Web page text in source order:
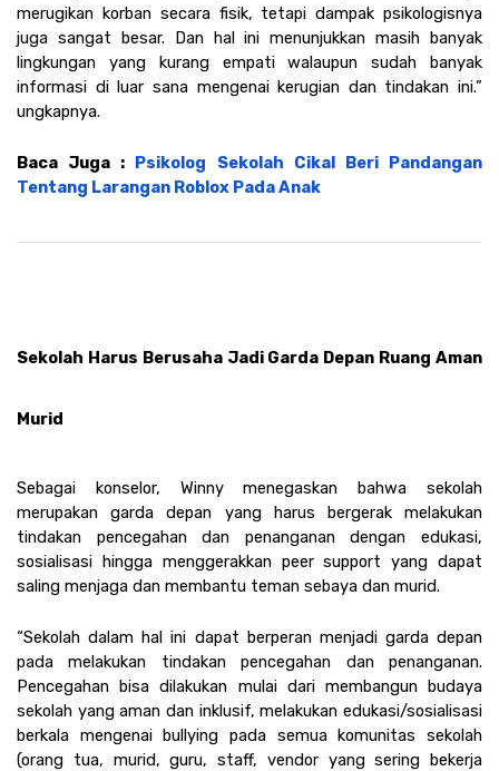
merugikan korban secara fisik, tetapi dampak psikologisnya
juga sangat besar. Dan hal ini menunjukkan masih banyak
lingkungan yang kurang empati walaupun sudah banyak
informasi di luar sana mengenai kerugian dan tindakan ini.”
ungkapnya.
Baca Juga : Psikolog Sekolah Cikal Beri Pandangan
Tentang Larangan Roblox Pada Anak
Sekolah Harus Berusaha Jadi Garda Depan Ruang Aman
Murid
Sebagai konselor, Winny menegaskan bahwa sekolah
merupakan garda depan yang harus bergerak melakukan
tindakan pencegahan dan penanganan dengan edukasi,
sosialisasi hingga menggerakkan peer support yang dapat
saling menjaga dan membantu teman sebaya dan murid.
“Sekolah dalam hal ini dapat berperan menjadi garda depan
pada melakukan tindakan pencegahan dan penanganan.
Pencegahan bisa dilakukan mulai dari membangun budaya
sekolah yang aman dan inklusif, melakukan edukasi/sosialisasi
berkala mengenai bullying pada semua komunitas sekolah
(orang tua, murid, guru, staff, vendor yang sering bekerja